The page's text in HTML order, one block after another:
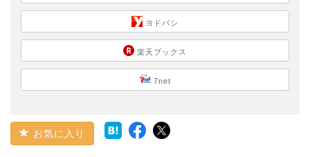
ヨドバシ
楽天ブックス
7net
お気に入り